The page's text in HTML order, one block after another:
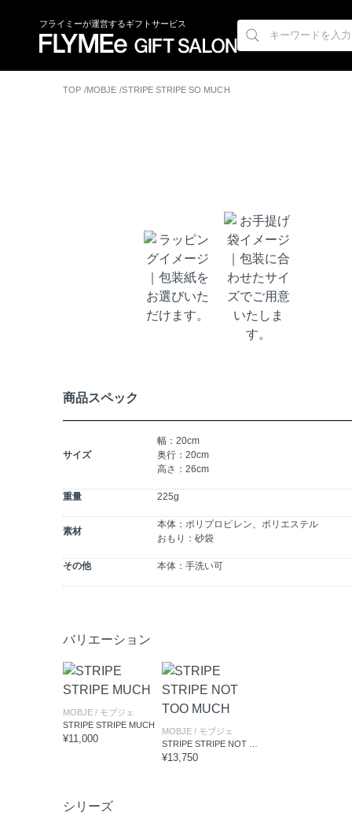
フライミーが運営するギフトサービス
TOP MOBJE STRIPE STRIPE SO MUCH
商品スペック
サイズ
幅：20cm
奥行：20cm
高さ：26cm
重量 225g
素材
本体：ポリプロピレン、ポリエステル
おもり：砂袋
その他 本体：手洗い可
バリエーション
MOBJE / モブジェ
STRIPE STRIPE MUCH
¥11,000
MOBJE / モブジェ
¥13,750
シリーズ